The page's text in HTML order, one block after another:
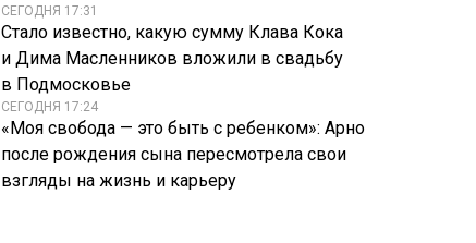
СЕГОДНЯ 17:31
Стало известно, какую сумму Клава Кока
и Дима Масленников вложили в свадьбу
в Подмосковье
СЕГОДНЯ 17:24
«Моя свобода — это быть с ребенком»: Арно
после рождения сына пересмотрела свои
взгляды на жизнь и карьеру